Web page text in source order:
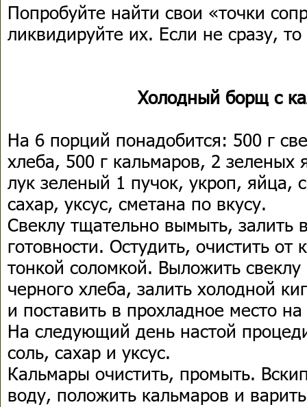
Попробуйте найти свои «точки
ликвидируйте их. Если не сразу, то
Холодный борщ с
На 6 порций понадобится: 500 г
хлеба, 500 г кальмаров, 2 зеленых
лук зеленый 1 пучок, укроп, яйца,
сахар, уксус, сметана по вкусу.
Свеклу тщательно вымыть, залить
готовности. Остудить, очистить
тонкой соломкой. Выложить
черного хлеба, залить холодной
и поставить в прохладное место на
На следующий день настой
соль, сахар и уксус.
Кальмары очистить, промыть.
воду, положить кальмаров и